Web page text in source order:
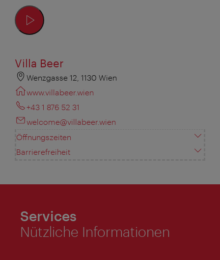
Villa Beer
Wenzgasse 12, 1130 Wien
www.villabeer.wien
+43 1 876 52 31
welcome@villabeer.wien
Öffnungszeiten
Barrierefreiheit
Services
Nützliche Informationen